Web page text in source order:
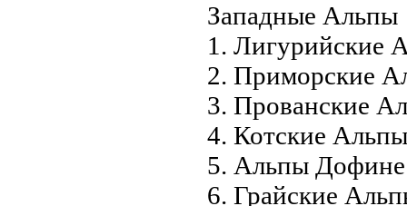
Западные Альпы
1. Лигурийские
2. Приморские
3. Прованские
4. Котские Альпы
5. Альпы Дофине
6. Грайские